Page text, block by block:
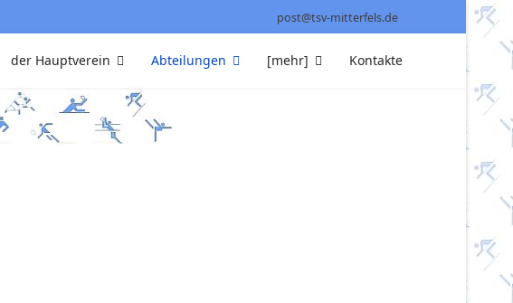
post@tsv-mitterfels.de
der Hauptverein Abteilungen [mehr] Kontakte